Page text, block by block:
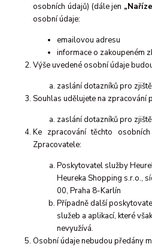
osobních údajů) (dále jen
osobní údaje:
emailovou adresu
informace o zakoupeném
Výše uvedené osobní údaje
zaslání dotazníků pro
Souhlas udělujete na zpracování
zaslání dotazníků pro
Ke zpracování těchto
Zpracovatele:
Poskytovatel služby
Heureka Shopping s.r.o.,
00, Praha 8-Karlín
Případně další
služeb a aplikací, které
nevyužívá.
Osobní údaje nebudou předány